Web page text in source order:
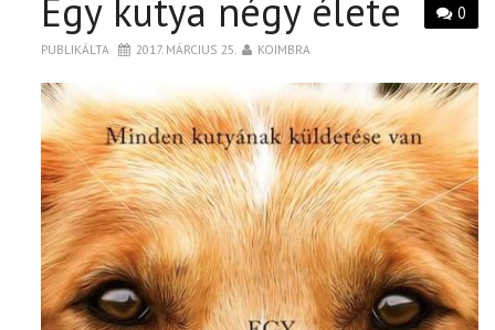
0
Egy kutya négy élete
PUBLIKÁLTA 2017. MÁRCIUS 25. KOIMBRA